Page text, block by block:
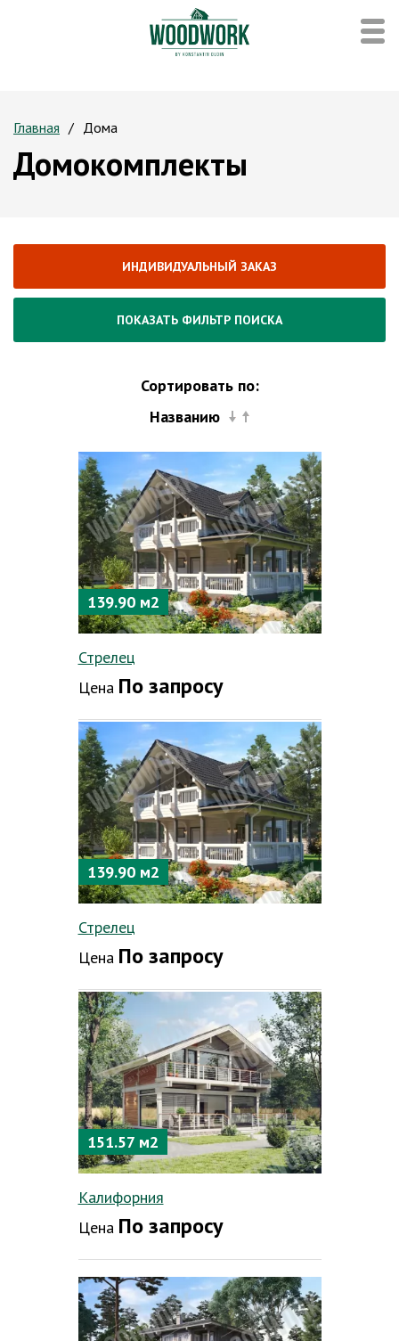
Главная Дома
Домокомплекты
ИНДИВИДУАЛЬНЫЙ ЗАКАЗ
ПОКАЗАТЬ ФИЛЬТР ПОИСКА
Сортировать по:
Названию
139.90 м2
Стрелец
Цена По запросу
139.90 м2
Стрелец
Цена По запросу
151.57 м2
Калифорния
Цена По запросу